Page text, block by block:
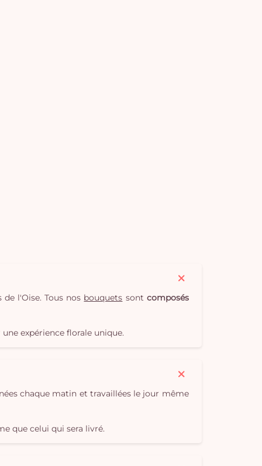
l'Oise. Tous nos bouquets sont composés
expérience florale unique.
chaque matin et travaillées le jour même
que celui qui sera livré.